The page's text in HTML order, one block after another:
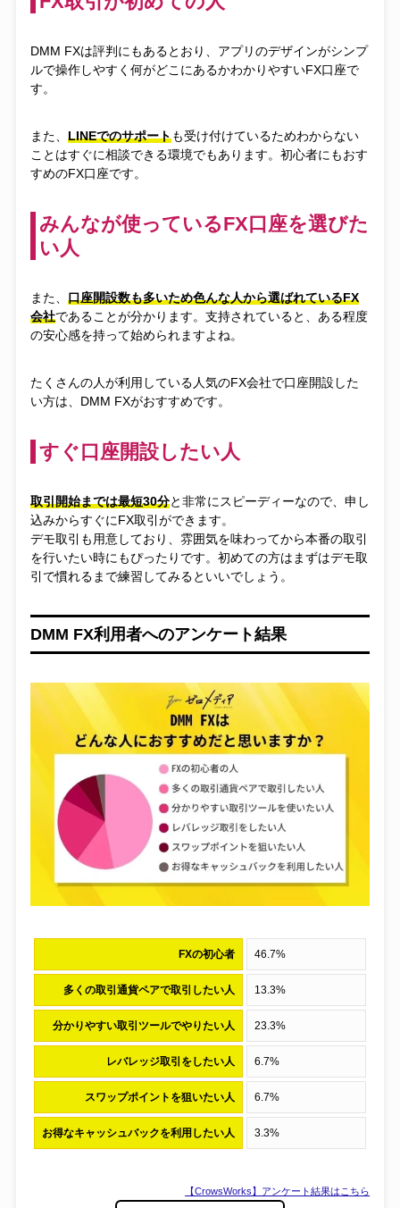
DMM FXは評判にもあるとおり、アプリのデザインがシンプ
ルで操作しやすく何がどこにあるかわかりやすいFX口座で
す。
また、 LINEでのサポートも受け付けているためわからない
ことはすぐに相談できる環境でもあります。初心者にもおす
すめのFX口座です。
みんなが使っているFX口座を選びた
い人
また、 口座開設数も多いため色んな人から選ばれているFX
会社であることが分かります。支持されていると、ある程度
の安心感を持って始められますよね。
たくさんの人が利用している人気のFX会社で口座開設した
い方は、DMM FXがおすすめです。
すぐ口座開設したい人
取引開始までは最短30分と非常にスピーディーなので、申し
込みからすぐにFX取引ができます。
デモ取引も用意しており、雰囲気を味わってから本番の取引
を行いたい時にもぴったりです。初めての方はまずはデモ取
引で慣れるまで練習してみるといいでしょう。
DMM FX利用者へのアンケート結果
FXの初心者 46.7%
多くの取引通貨ペアで取引したい人 13.3%
分かりやすい取引ツールでやりたい人 23.3%
レバレッジ取引をしたい人 6.7%
スワップポイントを狙いたい人 6.7%
お得なキャッシュバックを利用したい人 3.3%
【CrowsWorks】アンケート結果はこちら